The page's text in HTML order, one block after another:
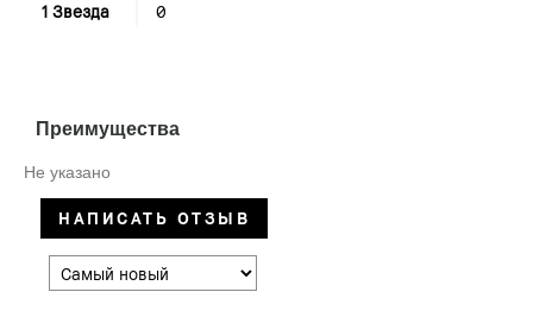
НАПИСАТЬ ОТЗЫВ
1 Звезда
0
Преимущества
Не указано